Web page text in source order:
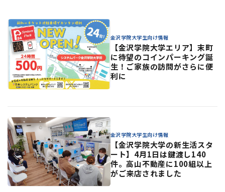
金沢学院大学生向け情報
【金沢学院大学エリア】末町
に待望のコインパーキング誕
生！ご家族の訪問がさらに便
利に
金沢学院大学生向け情報
【金沢学院大学の新生活スタ
ート】4月1日は鍵渡し140
件。高山不動産に100組以上
がご来店されました